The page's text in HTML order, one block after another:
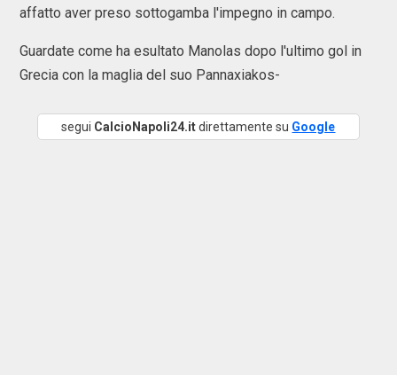
affatto aver preso sottogamba l'impegno in campo.
Guardate come ha esultato Manolas dopo l'ultimo gol in
Grecia con la maglia del suo Pannaxiakos-
segui CalcioNapoli24.itdirettamente su Google